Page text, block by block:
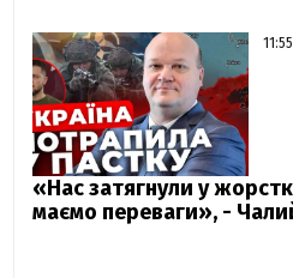
11:55
«Нас затягнули у
маємо переваги», -